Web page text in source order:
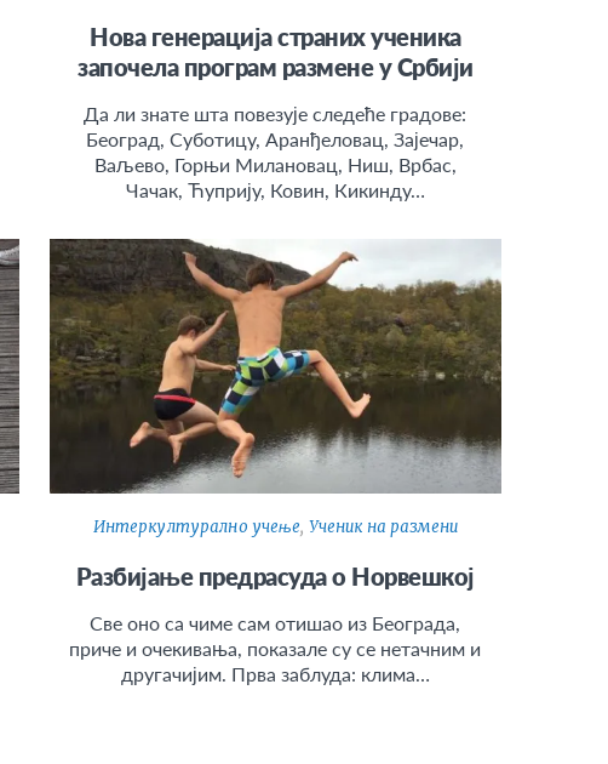
Нова генерација страних ученика
започела програм размене у Србији
Да ли знате шта повезује следеће градове:
Београд, Суботицу, Аранђеловац, Зајечар,
Ваљево, Горњи Милановац, Ниш, Врбас,
Чачак, Ћуприју, Ковин, Кикинду…
Интеркултурално учење, Ученик на размени
Разбијање предрасуда о Норвешкој
Све оно са чиме сам отишао из Београда,
приче и очекивања, показале су се нетачним и
другачијим. Прва заблуда: клима…